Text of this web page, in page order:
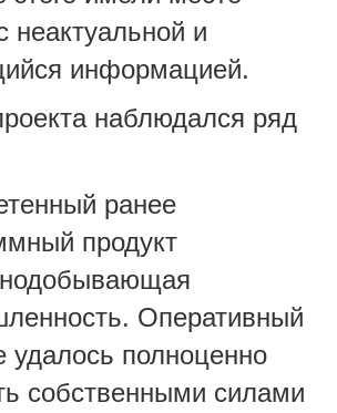
неактуальной и
информацией.
наблюдался ряд
ранее
продукт
Оперативный
удалось полноценно
собственными силами